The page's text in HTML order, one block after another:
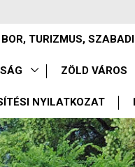
BOR, TURIZMUS,
ZÖLD VÁROS
NYILATKOZAT